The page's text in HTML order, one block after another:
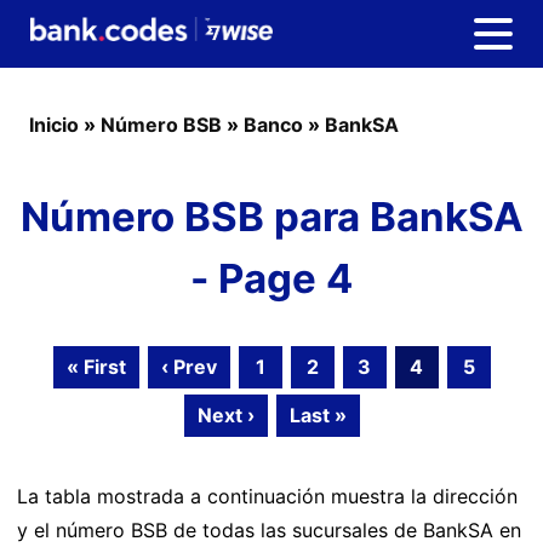
Inicio » Número BSB » Banco » BankSA
Número BSB para BankSA
- Page 4
« First ‹ Prev 1 2 3 4
5
Next ›
Last »
La tabla mostrada a continuación muestra la dirección
y el número BSB de todas las sucursales de BankSA en